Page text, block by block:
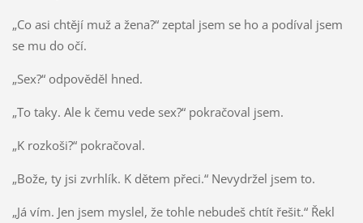
„Co asi chtějí muž a žena?“ zeptal jsem se ho a podíval jsem
se mu do očí.
„Sex?“ odpověděl hned.
„To taky. Ale k čemu vede sex?“ pokračoval jsem.
„K rozkoši?“ pokračoval.
„Bože, ty jsi zvrhlík. K dětem přeci.“ Nevydržel jsem to.
„Já vím. Jen jsem myslel, že tohle nebudeš chtít řešit.“ Řekl